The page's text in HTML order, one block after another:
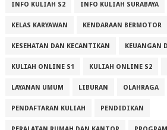
INFO KULIAH S2 INFO KULIAH SURABAYA
KELAS KARYAWAN KENDARAAN BERMOTOR
KESEHATAN DAN KECANTIKAN KEUANGAN
KULIAH ONLINE S1 KULIAH ONLINE S2
LAYANAN UMUM LIBURAN OLAHRAGA
PENDAFTARAN KULIAH PENDIDIKAN